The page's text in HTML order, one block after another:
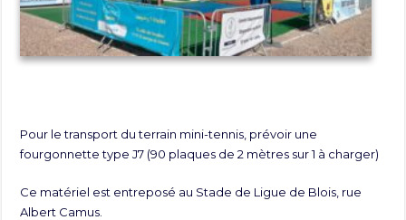
Pour le transport du terrain mini-tennis, prévoir une
fourgonnette type J7 (90 plaques de 2 mètres sur 1 à charger)
Ce matériel est entreposé au Stade de Ligue de Blois, rue
Albert Camus.